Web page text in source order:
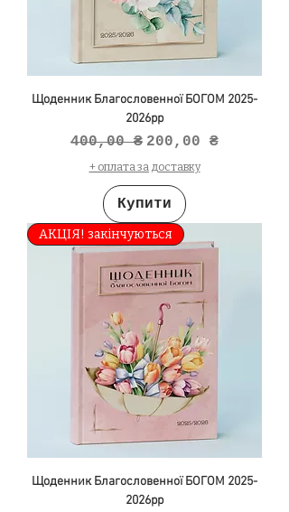
Щоденник Благословенної БОГОМ 2025-
2026рр
Звичайна ціна
400,00 ₴ За розпродажем
200,00 ₴
+ оплата за доставку
Купити
АКЦІЯ! закінчуються
Щоденник Благословенної БОГОМ 2025-
2026рр